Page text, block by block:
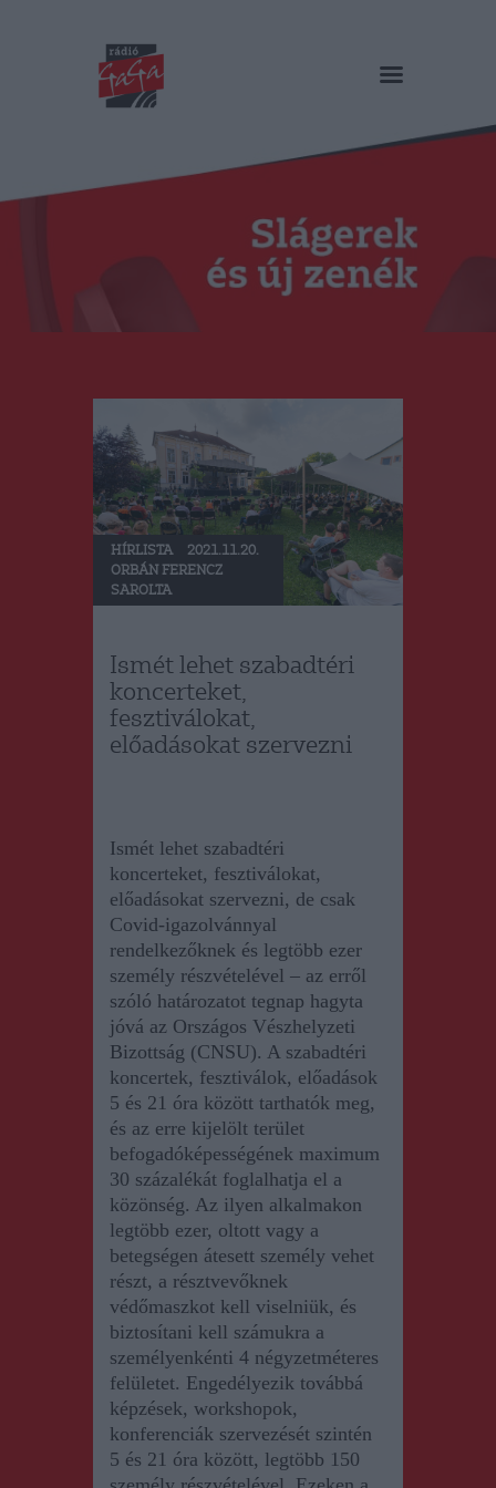
RÁDIÓ GAGA
Műsorok
Duma Duba
Podcast és videók
Stáb
RO
HÍRLISTA
2021.11.20.
ORBÁN FERENCZ
SAROLTA
Ismét lehet szabadtéri
koncerteket,
fesztiválokat,
előadásokat szervezni
Ismét lehet szabadtéri
koncerteket, fesztiválokat,
előadásokat szervezni, de csak
Covid-igazolvánnyal
rendelkezőknek és legtöbb ezer
személy részvételével – az erről
szóló határozatot tegnap hagyta
jóvá az Országos Vészhelyzeti
Bizottság (CNSU). A szabadtéri
koncertek, fesztiválok, előadások
5 és 21 óra között tarthatók meg,
és az erre kijelölt terület
befogadóképességének maximum
30 százalékát foglalhatja el a
közönség. Az ilyen alkalmakon
legtöbb ezer, oltott vagy a
betegségen átesett személy vehet
részt, a résztvevőknek
védőmaszkot kell viselniük, és
biztosítani kell számukra a
személyenkénti 4 négyzetméteres
felületet. Engedélyezik továbbá
képzések, workshopok,
konferenciák szervezését szintén
5 és 21 óra között, legtöbb 150